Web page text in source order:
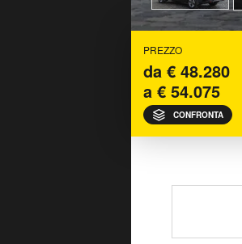
PREZZO
da € 48.280
a € 54.075
CONFRONTA